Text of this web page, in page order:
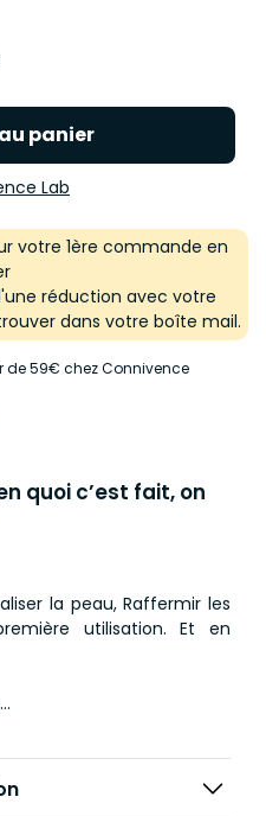
panier
Lab
votre 1ère commande en
réduction avec votre
dans votre boîte mail.
de 59€ chez Connivence
quoi c’est fait, on
la peau, Raffermir les
utilisation. Et en
élasticité
cutané
des radicaux libres et